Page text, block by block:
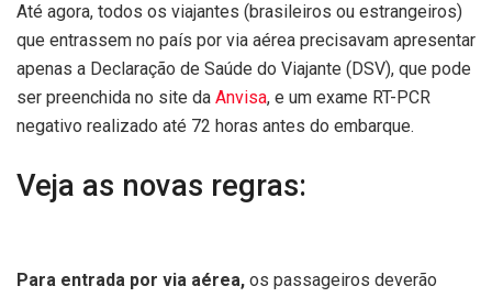
Até agora, todos os viajantes (brasileiros ou estrangeiros)
que entrassem no país por via aérea precisavam apresentar
apenas a Declaração de Saúde do Viajante (DSV), que pode
ser preenchida no site da Anvisa, e um exame RT-PCR
negativo realizado até 72 horas antes do embarque.
Veja as novas regras:
Para entrada por via aérea, os passageiros deverão